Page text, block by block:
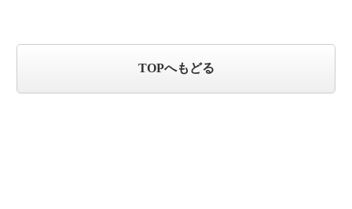
TOPへもどる